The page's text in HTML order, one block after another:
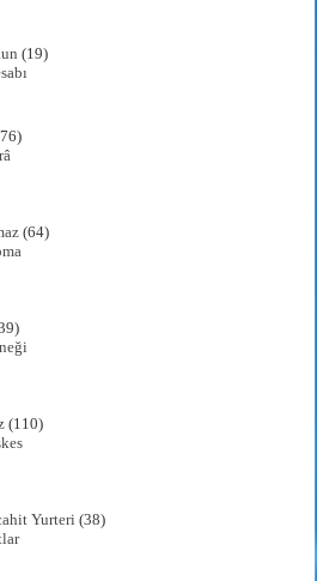
(19)
(64)
(110)
Yurteri (38)